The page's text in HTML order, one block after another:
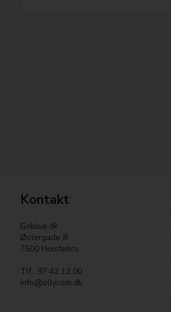
Kontakt
Goblue.dk
Østergade 8
7500 Holstebro
Tlf.: 97 42 12 00
info@ollycom.dk